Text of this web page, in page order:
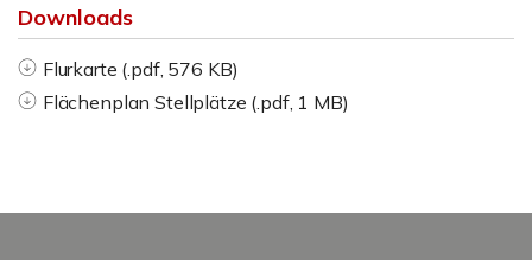
Downloads
Flurkarte (.pdf, 576 KB)
Flächenplan Stellplätze (.pdf, 1 MB)